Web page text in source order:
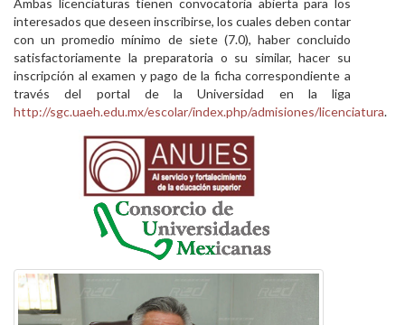
Ambas licenciaturas tienen convocatoria abierta para los
interesados que deseen inscribirse, los cuales deben contar
con un promedio mínimo de siete (7.0), haber concluido
satisfactoriamente la preparatoria o su similar, hacer su
inscripción al examen y pago de la ficha correspondiente a
través del portal de la Universidad en la liga
http://sgc.uaeh.edu.mx/escolar/index.php/admisiones/licenciatura.